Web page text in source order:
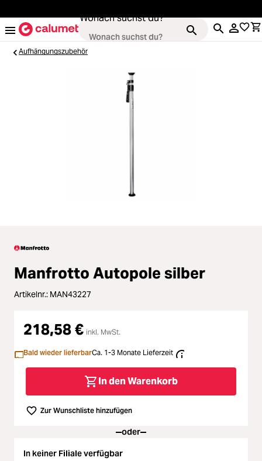
Wonach suchst du?
Video & Drohnen
Stative & Gimbals
Loading...
Zubehör
Loading...
Licht & Studio
Loading...
Bildbearbeitung
Loading...
Ferngläser
Loading...
Second Hand
Loading...
Loading...
Aufhängungszubehör
Manfrotto Autopole silber
Artikelnr.: MAN43227
218,58 € inkl. MwSt.
Bald wieder lieferbarCa. 1-3 Monate Lieferzeit
In den Warenkorb
Zur Wunschliste hinzufügen
oder
In keiner Filiale verfügbar